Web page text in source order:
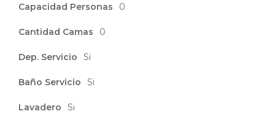
Capacidad Personas 0
Cantidad Camas 0
Dep. Servicio Si
Baño Servicio Si
Lavadero Si